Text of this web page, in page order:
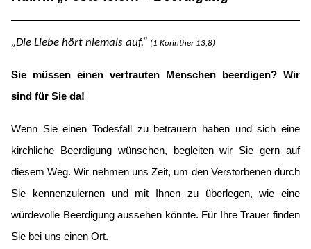
„Die Liebe hört niemals auf.“ (1 Korinther 13,8)
Sie müssen einen vertrauten Menschen beerdigen? Wir
sind für Sie da!
Wenn Sie einen Todesfall zu betrauern haben und sich eine
kirchliche Beerdigung wünschen, begleiten wir Sie gern auf
diesem Weg. Wir nehmen uns Zeit, um den Verstorbenen durch
Sie kennenzulernen und mit Ihnen zu überlegen, wie eine
würdevolle Beerdigung aussehen könnte. Für Ihre Trauer finden
Sie bei uns einen Ort.